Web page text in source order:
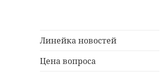
Линейка новостей
Цена вопроса